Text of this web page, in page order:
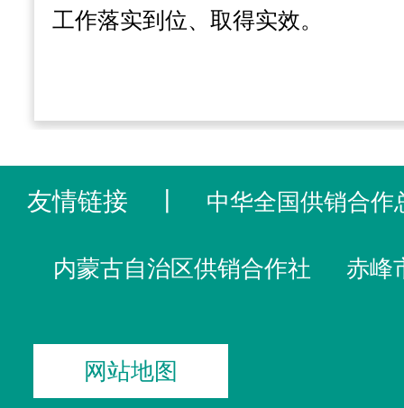
工作落实到位、取得实效。
友情链接 中华全国供销合作
内蒙古自治区供销合作社 赤峰
网站地图